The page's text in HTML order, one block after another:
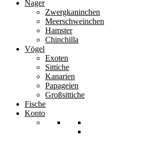
Nager
Zwergkaninchen
Meerschweinchen
Hamster
Chinchilla
Vögel
Exoten
Sittiche
Kanarien
Papageien
Großsittiche
Fische
Konto